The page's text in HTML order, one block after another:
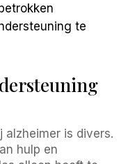
te
alzheimer is divers.
hulp en